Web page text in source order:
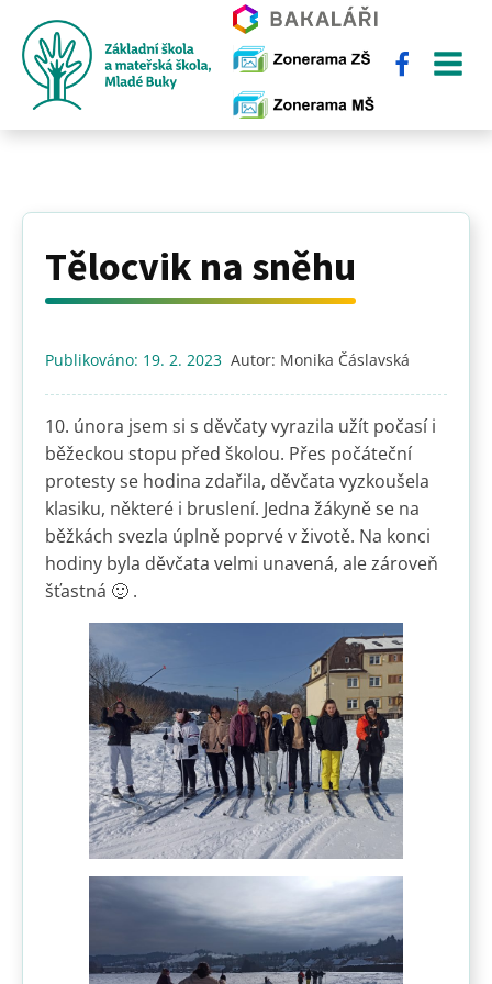
Tělocvik na sněhu
Publikováno: 19. 2. 2023 Autor: Monika Čáslavská
10. února jsem si s děvčaty vyrazila užít počasí i
běžeckou stopu před školou. Přes počáteční
protesty se hodina zdařila, děvčata vyzkoušela
klasiku, některé i bruslení. Jedna žákyně se na
běžkách svezla úplně poprvé v životě. Na konci
hodiny byla děvčata velmi unavená, ale zároveň
šťastná 🙂 .